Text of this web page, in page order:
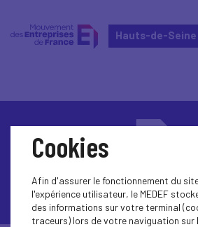
Hauts-de-Seine
Contactez-nous
Cookies
Afin d'assurer le fonctionnement du
l'expérience utilisateur, le MEDEF
des informations sur votre terminal
traceurs) lors de votre naviguation sur